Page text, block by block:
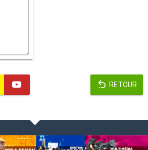
RETOUR